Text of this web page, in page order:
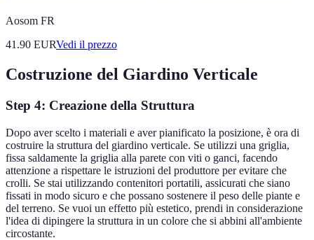
Aosom FR
41.90 EURVedi il prezzo
Costruzione del Giardino Verticale
Step 4: Creazione della Struttura
Dopo aver scelto i materiali e aver pianificato la posizione, è ora di
costruire la struttura del giardino verticale. Se utilizzi una griglia,
fissa saldamente la griglia alla parete con viti o ganci, facendo
attenzione a rispettare le istruzioni del produttore per evitare che
crolli. Se stai utilizzando contenitori portatili, assicurati che siano
fissati in modo sicuro e che possano sostenere il peso delle piante e
del terreno. Se vuoi un effetto più estetico, prendi in considerazione
l'idea di dipingere la struttura in un colore che si abbini all'ambiente
circostante.